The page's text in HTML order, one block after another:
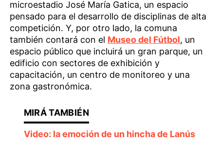
microestadio José María Gatica, un espacio
pensado para el desarrollo de disciplinas de alta
competición. Y, por otro lado, la comuna
también contará con el Museo del Fútbol, un
espacio público que incluirá un gran parque, un
edificio con sectores de exhibición y
capacitación, un centro de monitoreo y una
zona gastronómica.
Video: la emoción de un hincha de Lanús